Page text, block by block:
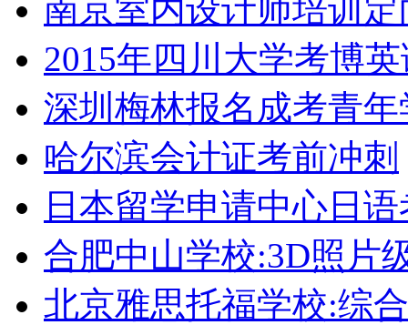
南京室内设计师培训定
2015年四川大学考博
深圳梅林报名成考青年
哈尔滨会计证考前冲刺
日本留学申请中心日
合肥中山学校:3D照片
北京雅思托福学校:综